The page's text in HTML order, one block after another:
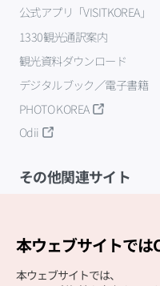
公式アプリ「VISITKOREA」
1330観光通訳案内
観光資料ダウンロード
デジタルブック／電子書籍
PHOTO KOREA
Odii
その他関連サイト
本ウェブサイトでは
本ウェブサイトでは、